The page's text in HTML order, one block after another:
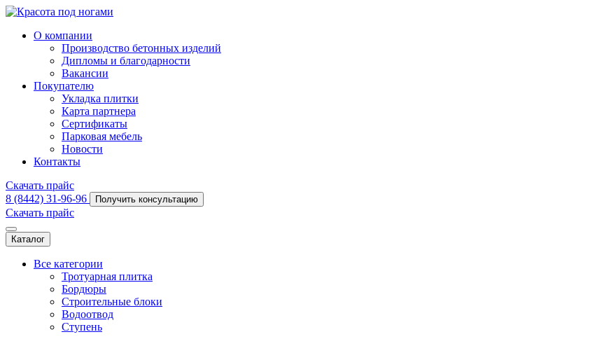
О компании
Производство бетонных изделий
Дипломы и благодарности
Вакансии
Покупателю
Укладка плитки
Карта партнера
Сертификаты
Парковая мебель
Новости
Контакты
Скачать прайс
8 (8442) 31-96-96
Получить консультацию
Скачать прайс
Каталог
Все категории
Тротуарная плитка
Бордюры
Строительные блоки
Водоотвод
Ступень